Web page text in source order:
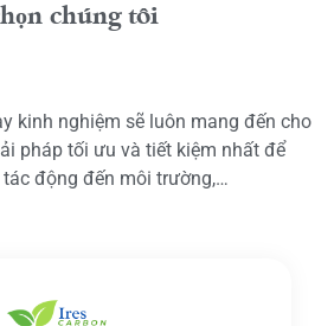
chúng tôi
kinh nghiệm sẽ luôn mang đến cho
pháp tối ưu và tiết kiệm nhất để
động đến môi trường,…